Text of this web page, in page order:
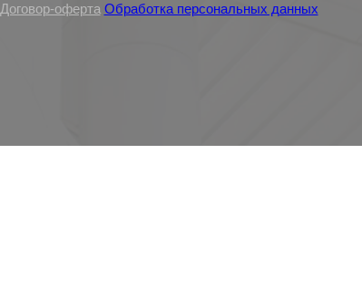
Договор-оферта Обработка персональных данных